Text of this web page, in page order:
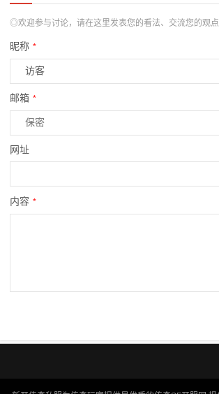
◎欢迎参与讨论，请在这里发表您的看法、交流您的观点
昵称 *
邮箱 *
网址
内容 *